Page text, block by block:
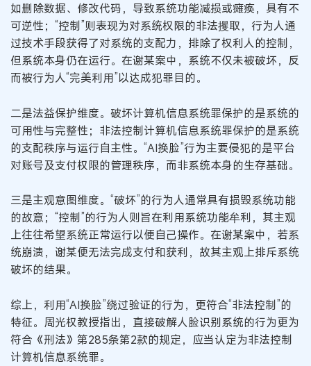
如删除数据、修改代码，导致系统功能减损或瘫痪，具有不
可逆性；“控制”则表现为对系统权限的非法攫取，行为人通
过技术手段获得了对系统的支配力，排除了权利人的控制，
但系统本身仍在运行。在谢某案中，系统不仅未被破坏，反
而被行为人“完美利用”以达成犯罪目的。
二是法益保护维度。破坏计算机信息系统罪保护的是系统的
可用性与完整性；非法控制计算机信息系统罪保护的是系统
的支配秩序与运行自主性。“AI换脸”行为主要侵犯的是平台
对账号及支付权限的管理秩序，而非系统本身的生存基础。
三是主观意图维度。“破坏”的行为人通常具有损毁系统功能
的故意；“控制”的行为人则旨在利用系统功能牟利，其主观
上往往希望系统正常运行以便自己操作。在谢某案中，若系
统崩溃，谢某便无法完成支付和获利，故其主观上排斥系统
破坏的结果。
综上，利用“AI换脸”绕过验证的行为，更符合“非法控制”的
特征。周光权教授指出，直接破解人脸识别系统的行为更为
符合《刑法》第285条第2款的规定，应当认定为非法控制
计算机信息系统罪。